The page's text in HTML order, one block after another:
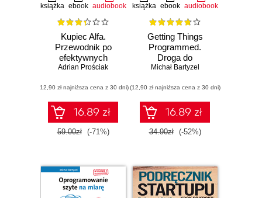
książka ebook audiobook
Kupiec Alfa.
Przewodnik po
efektywnych
zakupach i
Adrian Prościak
(12,90 zł najniższa cena z 30 dni)
16.89 zł
59.00zł (-71%)
książka ebook audiobook
Getting Things
Programmed.
Droga do
efektywności
Michał Bartyzel
(12,90 zł najniższa cena z 30 dni)
16.89 zł
34.90zł (-52%)